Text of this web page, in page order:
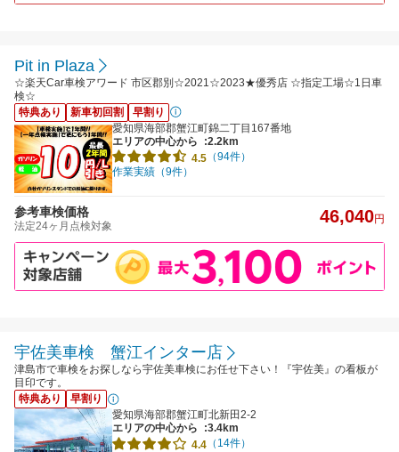
Pit in Plaza
☆楽天Car車検アワード 市区郡別☆2021☆2023★優秀店 ☆指定工場☆1日車
検☆
特典あり
新車初回割
早割り
愛知県海部郡蟹江町錦二丁目167番地
エリアの中心から
:2.2km
4.5 （94件）
作業実績（9件）
参考車検価格
法定24ヶ月点検対象 46,040円
宇佐美車検 蟹江インター店
津島市で車検をお探しなら宇佐美車検にお任せ下さい！『宇佐美』の看板が
目印です。
特典あり
早割り
愛知県海部郡蟹江町北新田2-2
エリアの中心から
:3.4km
4.4 （14件）